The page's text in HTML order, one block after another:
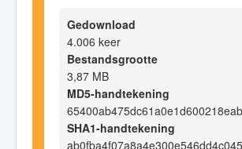
Gedownload
4.006 keer
Bestandsgrootte
3,87 MB
MD5-handtekening
SHA1-handtekening